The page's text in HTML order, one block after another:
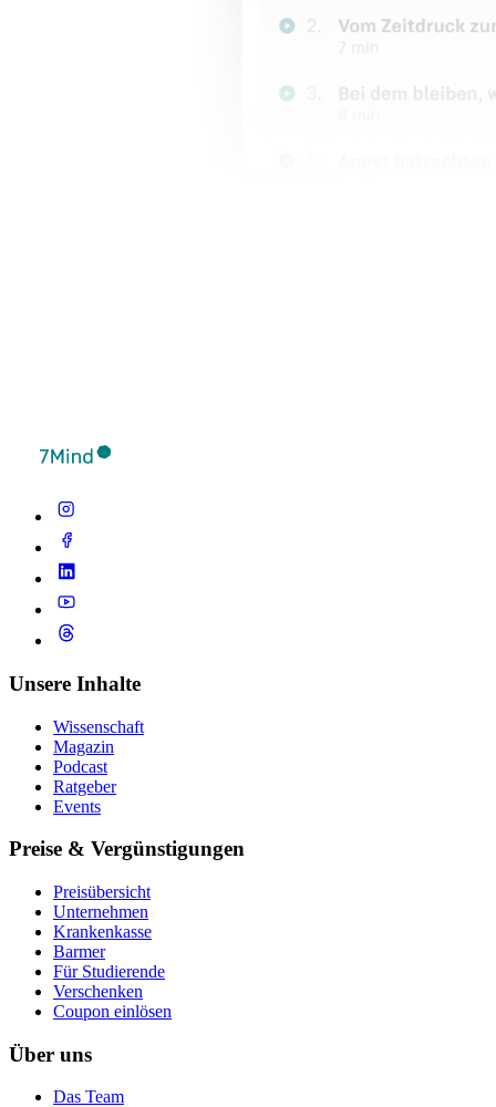
Unsere Inhalte
Wissenschaft
Magazin
Podcast
Ratgeber
Events
Preise & Vergünstigungen
Preisübersicht
Unternehmen
Krankenkasse
Barmer
Für Studierende
Ver­schen­ken
Coupon einlösen
Über uns
Das Team